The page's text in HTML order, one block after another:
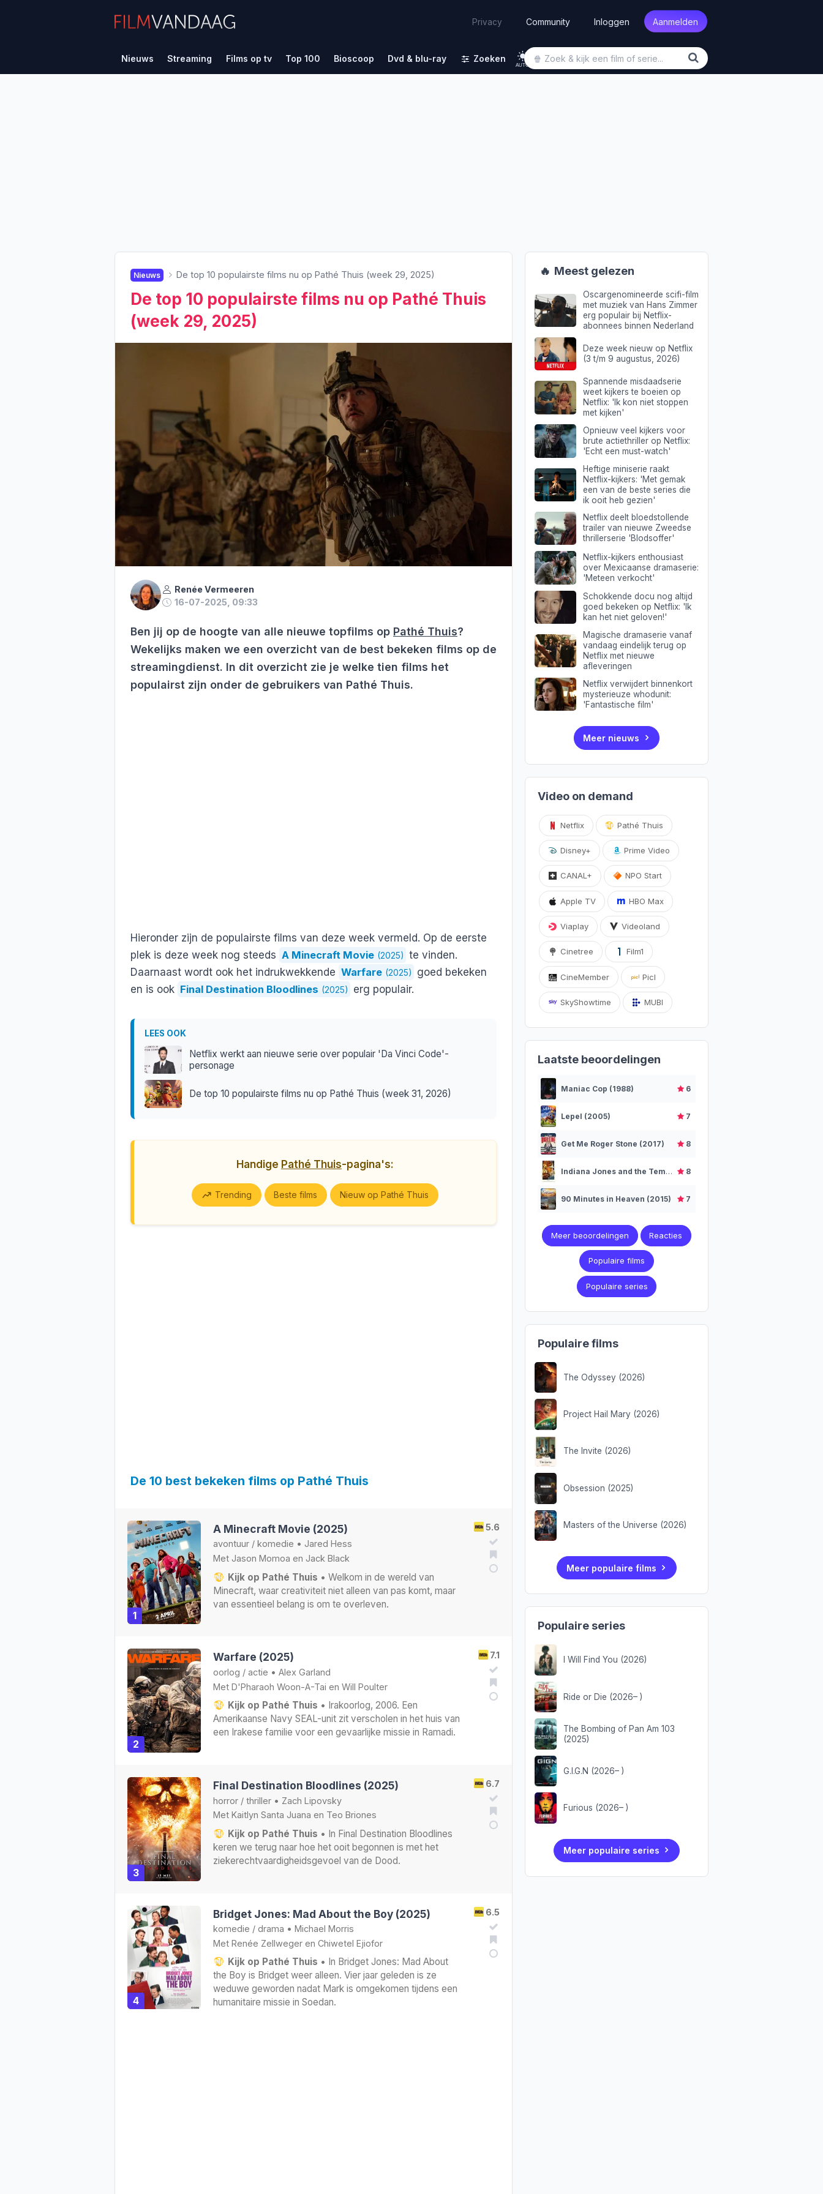
Privacy Community Inloggen Aanmelden
Nieuws Streaming Films op tv Top 100 Bioscoop Dvd & blu-ray Zoeken
AUTO
Nieuws De top 10 populairste films nu op Pathé Thuis (week 29, 2025)
De top 10 populairste films nu op Pathé Thuis
(week 29, 2025)
Renée Vermeeren
16-07-2025, 09:33
Ben jij op de hoogte van alle nieuwe topfilms op Pathé Thuis?
Wekelijks maken we een overzicht van de best bekeken films op de
streamingdienst. In dit overzicht zie je welke tien films het
populairst zijn onder de gebruikers van Pathé Thuis.
Hieronder zijn de populairste films van deze week vermeld. Op de eerste
plek is deze week nog steeds A Minecraft Movie (2025)
te vinden.
Daarnaast wordt ook het indrukwekkende Warfare (2025)
goed bekeken
en is ook Final Destination Bloodlines (2025) erg populair.
LEES OOK
Netflix werkt aan nieuwe serie over populair 'Da Vinci Code'-
personage
De top 10 populairste films nu op Pathé Thuis (week 31, 2026)
Handige Pathé Thuis-pagina's:
Trending Beste films Nieuw op Pathé Thuis
De 10 best bekeken films op Pathé Thuis
1
5.6
A Minecraft Movie (2025)
avontuur / komedie • Jared Hess
Met Jason Momoa en Jack Black
Kijk op Pathé Thuis • Welkom in de wereld van
Minecraft, waar creativiteit niet alleen van pas komt, maar
van essentieel belang is om te overleven.
2
7.1
Warfare (2025)
oorlog / actie • Alex Garland
Met D'Pharaoh Woon-A-Tai en Will Poulter
Kijk op Pathé Thuis • Irakoorlog, 2006. Een
Amerikaanse Navy SEAL-unit zit verscholen in het huis van
een Irakese familie voor een gevaarlijke missie in Ramadi.
3
6.7
Final Destination Bloodlines (2025)
horror / thriller • Zach Lipovsky
Met Kaitlyn Santa Juana en Teo Briones
Kijk op Pathé Thuis • In Final Destination Bloodlines
keren we terug naar hoe het ooit begonnen is met het
ziekerechtvaardigheidsgevoel van de Dood.
4
6.5
Bridget Jones: Mad About the Boy (2025)
komedie / drama • Michael Morris
Met Renée Zellweger en Chiwetel Ejiofor
Kijk op Pathé Thuis • In Bridget Jones: Mad About
the Boy is Bridget weer alleen. Vier jaar geleden is ze
weduwe geworden nadat Mark is omgekomen tijdens een
humanitaire missie in Soedan.
🔥 Meest gelezen
Oscargenomineerde scifi-film
met muziek van Hans Zimmer
erg populair bij Netflix-
abonnees binnen Nederland
Deze week nieuw op Netflix
(3 t/m 9 augustus, 2026)
Spannende misdaadserie
weet kijkers te boeien op
Netflix: 'Ik kon niet stoppen
met kijken'
Opnieuw veel kijkers voor
brute actiethriller op Netflix:
'Echt een must-watch'
Heftige miniserie raakt
Netflix-kijkers: 'Met gemak
een van de beste series die
ik ooit heb gezien'
Netflix deelt bloedstollende
trailer van nieuwe Zweedse
thrillerserie 'Blodsoffer'
Netflix-kijkers enthousiast
over Mexicaanse dramaserie:
'Meteen verkocht'
Schokkende docu nog altijd
goed bekeken op Netflix: 'Ik
kan het niet geloven!'
Magische dramaserie vanaf
vandaag eindelijk terug op
Netflix met nieuwe
afleveringen
Netflix verwijdert binnenkort
mysterieuze whodunit:
'Fantastische film'
Meer nieuws
Video on demand
Netflix Pathé Thuis
Disney+ Prime Video
CANAL+ NPO Start
Apple TV HBO Max
Viaplay Videoland
Cinetree Film1
CineMember Picl
SkyShowtime MUBI
Laatste beoordelingen
Maniac Cop (1988) 6
Lepel (2005) 7
Get Me Roger Stone (2017) 8
Indiana Jones and the Temple of Doom (1984) 8
90 Minutes in Heaven (2015) 7
Meer beoordelingen Reacties
Populaire films
Populaire series
Populaire films
The Odyssey (2026)
Project Hail Mary (2026)
The Invite (2026)
Obsession (2025)
Masters of the Universe (2026)
Meer populaire films
Populaire series
I Will Find You (2026)
Ride or Die (2026– )
The Bombing of Pan Am 103
(2025)
G.I.G.N (2026– )
Furious (2026– )
Meer populaire series